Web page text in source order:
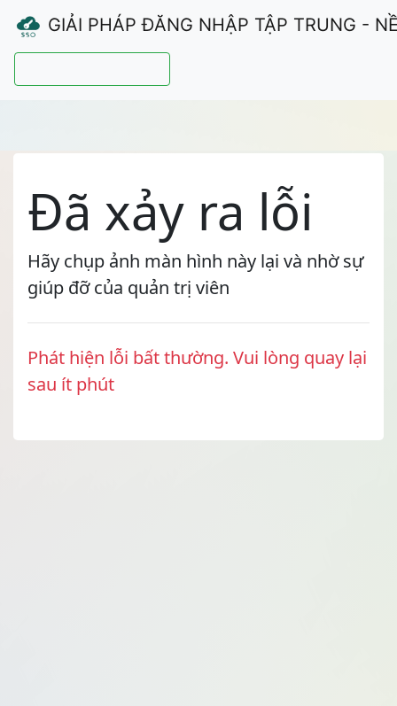
GIẢI PHÁP ĐĂNG NHẬP TẬP TRUNG -
Đã xảy ra lỗi
Hãy chụp ảnh màn hình này lại và nhờ sự
giúp đỡ của quản trị viên
Phát hiện lỗi bất thường. Vui lòng quay lại
sau ít phút